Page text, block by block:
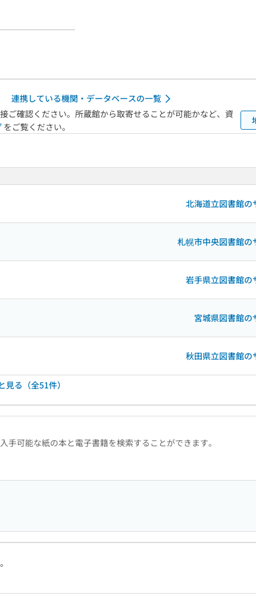
連携している機関・データベースの一覧
ご確認ください。所蔵館から取寄せることが可能かなど、資
をご覧ください。
北海道立図書館の
札幌市中央図書館
岩手県立図書館の
宮城県図書館
秋田県立図書館の
見る（全51件）
可能な紙の本と電子書籍を検索することができます。